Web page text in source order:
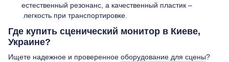
естественный резонанс, а качественный пластик –
легкость при транспортировке.
Где купить сценический монитор в Киеве,
Украине?
Ищете надежное и проверенное оборудование для сцены?